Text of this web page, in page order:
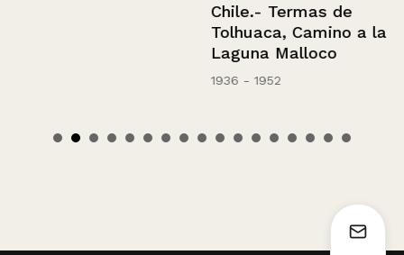
Chile.- Termas de
Tolhuaca, Camino a la
Laguna Malloco
1936 - 1952